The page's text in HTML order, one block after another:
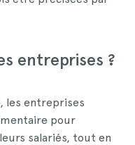
entreprises ?
les entreprises
pour
salariés, tout en